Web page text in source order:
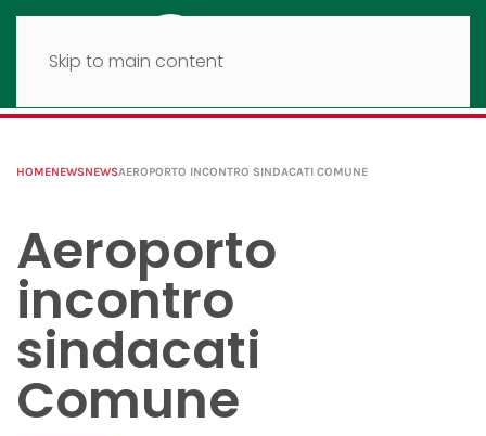
Skip to main content
HOMENEWSNEWSAEROPORTO INCONTRO SINDACATI COMUNE
Aeroporto
incontro
sindacati
Comune